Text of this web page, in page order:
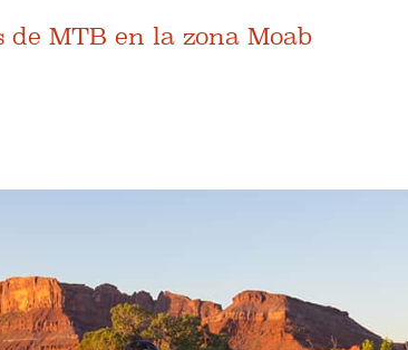
MTB en la zona Moab